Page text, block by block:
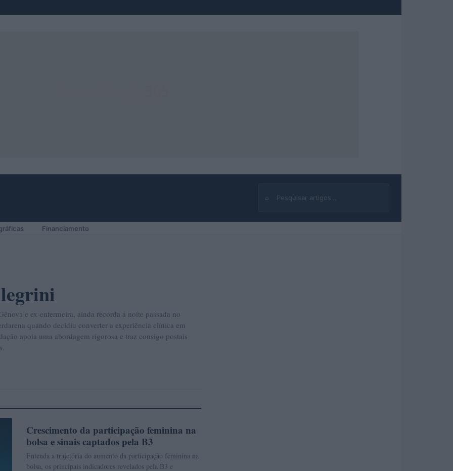
⌕
Buscar
Financiamento
e ex-enfermeira, ainda recorda a noite passada no
quando decidiu converter a experiência clínica em
apoia uma abordagem rigorosa e traz consigo postais
INVESTIMENTOS
Crescimento da participação feminina na
bolsa e sinais captados pela B3
Entenda a trajetória do aumento da participação feminina na
bolsa, os principais indicadores revelados pela B3 e